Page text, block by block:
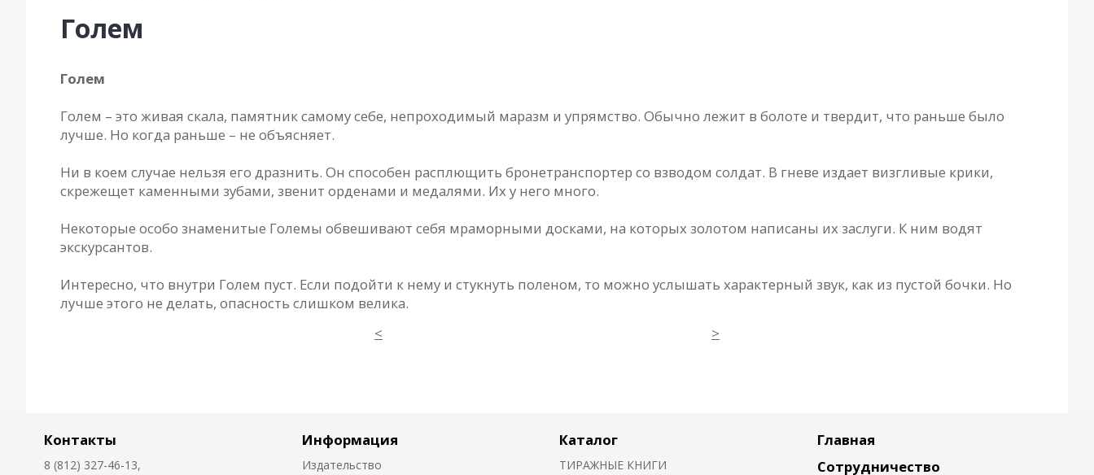
Голем
Голем
Голем – это живая скала, памятник самому себе, непроходимый маразм и упрямство. Обычно лежит в болоте и твердит, что раньше было
лучше. Но когда раньше – не объясняет.
Ни в коем случае нельзя его дразнить. Он способен расплющить бронетранспортер со взводом солдат. В гневе издает визгливые крики,
скрежещет каменными зубами, звенит орденами и медалями. Их у него много.
Некоторые особо знаменитые Големы обвешивают себя мраморными досками, на которых золотом написаны их заслуги. К ним водят
экскурсантов.
Интересно, что внутри Голем пуст. Если подойти к нему и стукнуть поленом, то можно услышать характерный звук, как из пустой бочки. Но
лучше этого не делать, опасность слишком велика.
<
>
Контакты
8 (812) 327-46-13,
Информация
Издательство
Каталог
ТИРАЖНЫЕ КНИГИ
Главная
Сотрудничество